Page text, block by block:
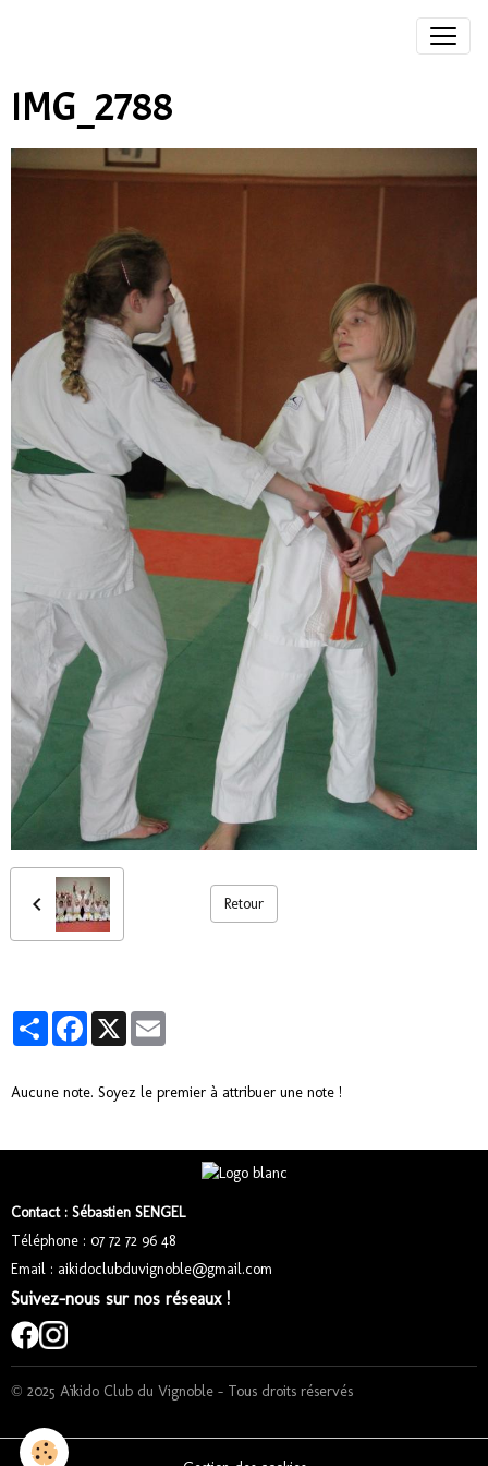
IMG_2788
Retour
PartagerFacebook
X
Aucune note. Soyez le premier à attribuer une note !
Contact : Sébastien SENGEL
Téléphone : 07 72 72 96 48
Email : aikidoclubduvignoble@gmail.com
Suivez-nous sur nos réseaux !
© 2025 Aïkido Club du Vignoble – Tous droits réservés